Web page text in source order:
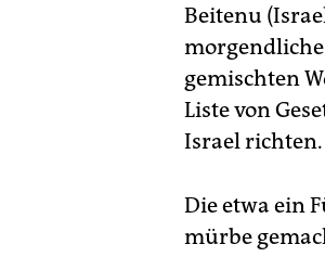
Beitenu
gemischten
Liste von
Israel richten.
Die etwa ein
mürbe